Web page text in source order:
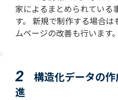
家によるまとめられている
す。 新規で制作する場合は
ムページの改善も行います。
2
構造化データの
進